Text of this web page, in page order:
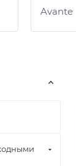
Avante